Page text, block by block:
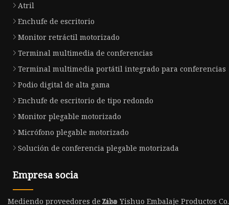
Atril
Enchufe de escritorio
Monitor retráctil motorizado
Terminal multimedia de conferencias
Terminal multimedia portátil integrado para conferencias
Podio digital de alta gama
Enchufe de escritorio de tipo redondo
Monitor plegable motorizado
Micrófono plegable motorizado
Solución de conferencia plegable motorizada
Empresa socia
Mediendo proveedores de tazaZibo Yishuo Embalaje Productos